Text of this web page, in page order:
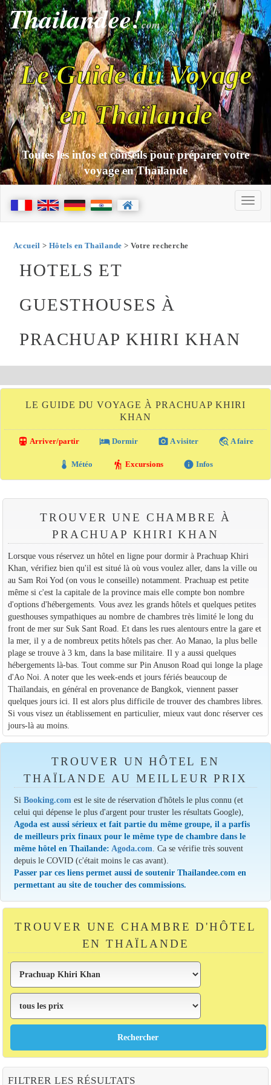
Thailandee!com
Le Guide du Voyage
en Thaïlande
Toutes les infos et conseils pour préparer votre
voyage en Thaïlande
Accueil > Hôtels en Thaïlande > Votre recherche
HOTELS ET
GUESTHOUSES À
PRACHUAP KHIRI KHAN
LE GUIDE DU VOYAGE À PRACHUAP KHIRI
KHAN
directions_transit Arriver/partir local_hotel Dormir photo_camera A visiter travel_explore A faire
thermostat Météo hiking Excursions info Infos
TROUVER UNE CHAMBRE À
PRACHUAP KHIRI KHAN
Lorsque vous réservez un hôtel en ligne pour dormir à Prachuap Khiri
Khan, vérifiez bien qu'il est situé là où vous voulez aller, dans la ville ou
au Sam Roi Yod (on vous le conseille) notamment. Prachuap est petite
même si c'est la capitale de la province mais elle compte bon nombre
d'options d'hébergements. Vous avez les grands hôtels et quelques petites
guesthouses sympathiques au nombre de chambres très limité le long du
front de mer sur Suk Sant Road. Et dans les rues alentours entre la gare et
la mer, il y a de nombreux petits hôtels pas cher. Ao Manao, la plus belle
plage se trouve à 3 km, dans la base militaire. Il y a aussi quelques
hébergements là-bas. Tout comme sur Pin Anuson Road qui longe la plage
d'Ao Noi. A noter que les week-ends et jours fériés beaucoup de
Thaïlandais, en général en provenance de Bangkok, viennent passer
quelques jours ici. Il est alors plus difficile de trouver des chambres libres.
Si vous visez un établissement en particulier, mieux vaut donc réserver ces
jours-là au moins.
TROUVER UN HÔTEL EN
THAÏLANDE AU MEILLEUR PRIX
SiBooking.com est le site de réservation d'hôtels le plus connu (et
celui qui dépense le plus d'argent pour truster les résultats Google),
Agoda est aussi sérieux et fait partie du même groupe, il a parfis
de meilleurs prix finaux pour le même type de chambre dans le
même hôtel en Thaïlande: Agoda.com . Ca se vérifie très souvent
depuis le COVID (c'était moins le cas avant).
Passer par ces liens permet aussi de soutenir Thailandee.com en
permettant au site de toucher des commissions.
TROUVER UNE CHAMBRE D'HÔTEL
EN THAÏLANDE
FILTRER LES RÉSULTATS